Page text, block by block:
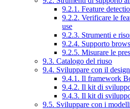
9.2.1. Feature
9.2.2. Verificare le
use
9.2.3. Strumenti e
9.2.4. Supporto
9.2.5. Misurare le
9.3. Catalogo del riuso
9.4. Sviluppare con il
9.4.1. Il framework
9.4.2. Il kit di
9.4.3. Il kit di
9.5. Sviluppare con i